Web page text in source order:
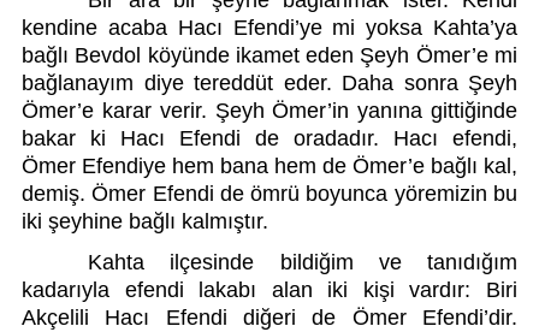
kendine acaba Hacı Efendi’ye mi yoksa Kahta’ya
bağlı Bevdol köyünde ikamet eden Şeyh Ömer’e mi
bağlanayım diye tereddüt eder. Daha sonra Şeyh
Ömer’e karar verir. Şeyh Ömer’in yanına gittiğinde
bakar ki Hacı Efendi de oradadır. Hacı efendi,
Ömer Efendiye hem bana hem de Ömer’e bağlı kal,
demiş. Ömer Efendi de ömrü boyunca yöremizin bu
iki şeyhine bağlı kalmıştır.
Kahta ilçesinde bildiğim ve tanıdığım
kadarıyla efendi lakabı alan iki kişi vardır: Biri
Akçelili Hacı Efendi diğeri de Ömer Efendi’dir.